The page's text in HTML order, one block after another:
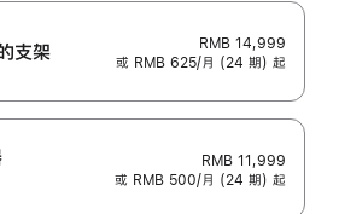
支‍架
RMB 14,999
或 RMB 625/月 (24 期) 起
RMB 11,999
或 RMB 500/月 (24 期) 起